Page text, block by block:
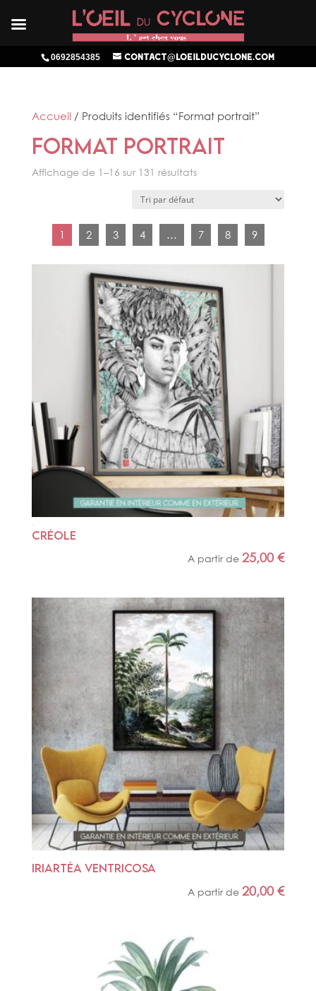
0692854385 contact@loeilducyclone.com
Accueil / Produits identifiés “Format portrait”
Format portrait
Affichage de 1–16 sur 131 résultats
1 2 3 4 … 7 8 9
CRÉOLE
A partir de25,00€
IRIARTÉA VENTRICOSA
A partir de20,00€